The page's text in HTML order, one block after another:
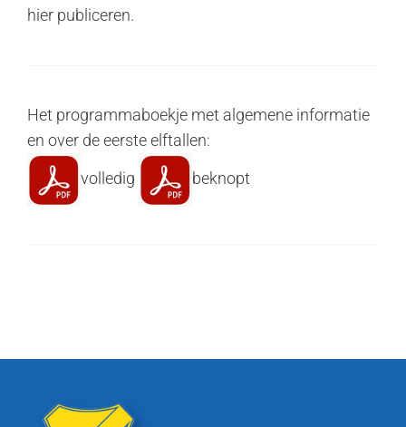
hier publiceren.
Het programmaboekje met algemene informatie
en over de eerste elftallen:
volledig beknopt